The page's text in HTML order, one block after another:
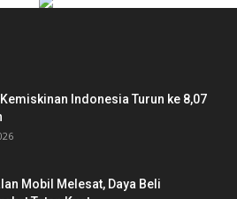
Indonesia Turun ke 8,07
Mobil Melesat, Daya Beli